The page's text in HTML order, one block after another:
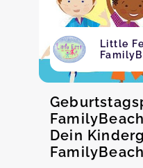
Little
FamilyBeach
Dein